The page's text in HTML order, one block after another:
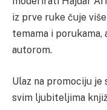
iz prve ruke čuje
temama i porukama,
autorom.
Ulaz na promociju je
svim ljubiteljima